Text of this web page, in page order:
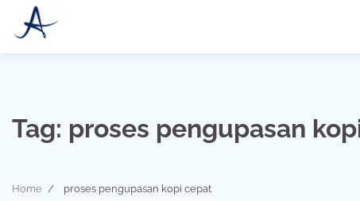
Tag: proses pengupasan
Home proses pengupasan kopi cepat